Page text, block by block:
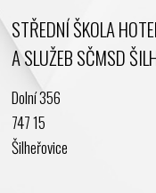
Duben 2024
Březen 2024
Leden 2024
Listopad 2023
STŘEDNÍ ŠKOLA
A SLUŽEB SČMSD
Dolní 356
747 15
Šilheřovice